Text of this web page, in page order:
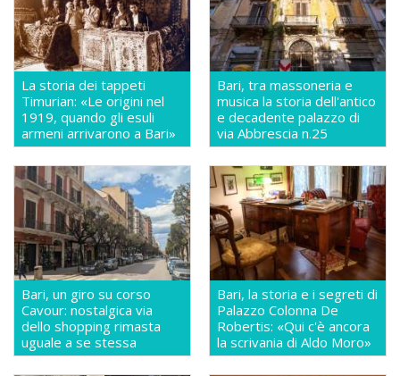
La storia dei tappeti
Timurian: «Le origini nel
1919, quando gli esuli
armeni arrivarono a Bari»
Bari, tra massoneria e
musica la storia dell'antico
e decadente palazzo di
via Abbrescia n.25
Bari, un giro su corso
Cavour: nostalgica via
dello shopping rimasta
uguale a se stessa
Bari, la storia e i segreti di
Palazzo Colonna De
Robertis: «Qui c'è ancora
la scrivania di Aldo Moro»